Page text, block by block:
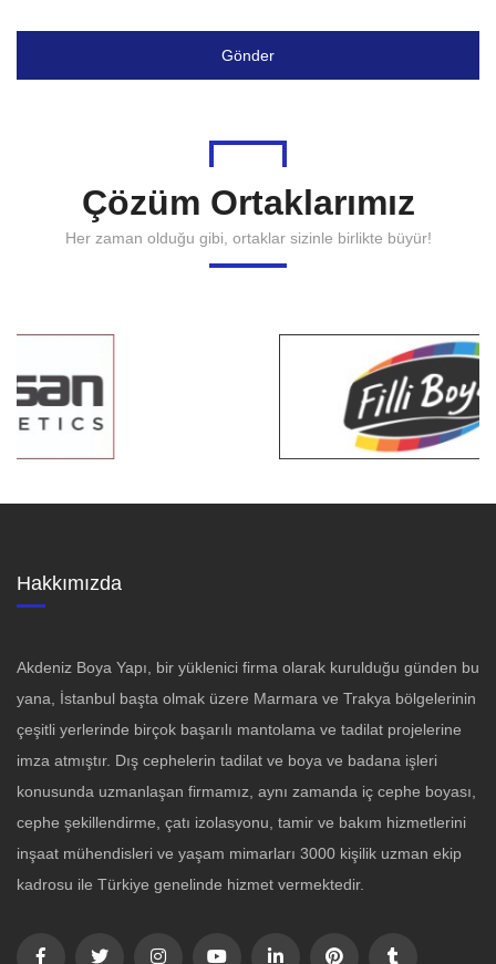
Gönder
Çözüm Ortaklarımız
Her zaman olduğu gibi, ortaklar sizinle birlikte büyür!
Hakkımızda
Akdeniz Boya Yapı, bir yüklenici firma olarak kurulduğu günden bu
yana, İstanbul başta olmak üzere Marmara ve Trakya bölgelerinin
çeşitli yerlerinde birçok başarılı mantolama ve tadilat projelerine
imza atmıştır. Dış cephelerin tadilat ve boya ve badana işleri
konusunda uzmanlaşan firmamız, aynı zamanda iç cephe boyası,
cephe şekillendirme, çatı izolasyonu, tamir ve bakım hizmetlerini
inşaat mühendisleri ve yaşam mimarları 3000 kişilik uzman ekip
kadrosu ile Türkiye genelinde hizmet vermektedir.